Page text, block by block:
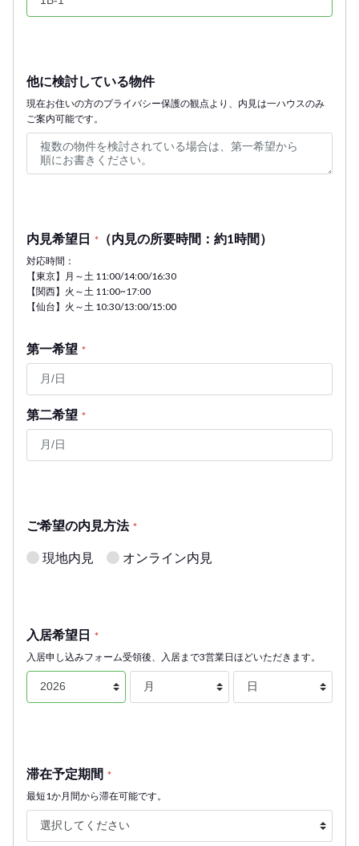
他に検討している物件
現在お住いの方のプライバシー保護の観点より、内見は一ハウスのみ
ご案内可能です。
内見希望日 * （内見の所要時間：約1時間）
対応時間：
【東京】月～土 11:00/14:00/16:30
【関西】火～土 11:00~17:00
【仙台】火～土 10:30/13:00/15:00
第一希望 *
第二希望 *
ご希望の内見方法 *
現地内見 オンライン内見
入居希望日 *
入居申し込みフォーム受領後、入居まで3営業日ほどいただきます。
滞在予定期間 *
最短1か月間から滞在可能です。